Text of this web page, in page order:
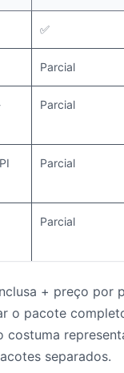
✅
Parcial
Parcial
Parcial
Parcial
+ preço por
o pacote
costuma
separados.